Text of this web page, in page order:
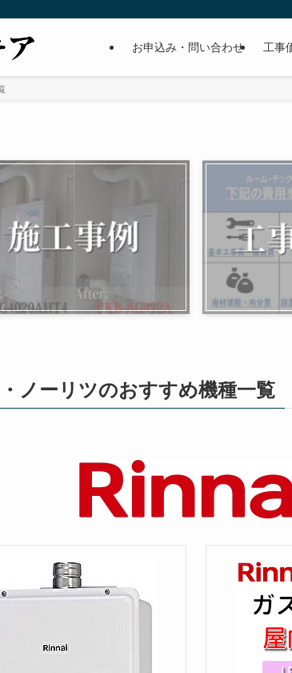
お申込み・問い合わせ 工事
ノーリツのおすすめ機種一覧